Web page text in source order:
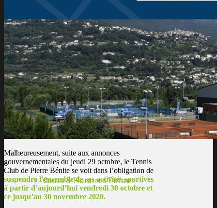
Les enseignants
L’histoire du club
ÉCOLE DE TENNIS
Cours & Horaires Enfant
Malheureusement, suite aux annonces
gouvernementales du jeudi 29 octobre, le Tennis
Club de Pierre Bénite se voit dans l’obligation de
suspendre l’ensemble de ses activités sportives
à partir d’aujourd’hui vendredi 30 octobre et
ce jusqu’au 30 novembre 2020.